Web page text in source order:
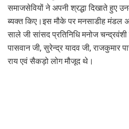
समाजसेवियों ने अपनी श्रद्धा दिखाते हुए
ब्यक्त किए।इस मौके पर मनसाडीह मंडल
साले जी सांसद प्रतिनिधि मनोज
पासवान जी, सुरेन्द्र यादव जी, राजकुमार
राय एवं सैकड़ो लोग मौजूद थे।